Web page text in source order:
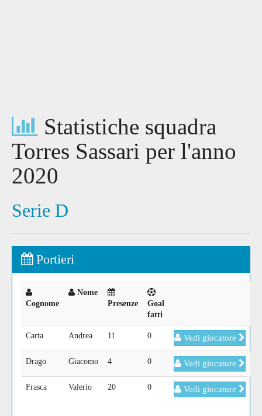
Statistiche squadra
Torres Sassari per l'anno
2020
Serie D
Portieri
Cognome
Nome
Presenze
Goal
fatti
Carta Andrea 11 0 Vedi giocatore
Drago Giacomo 4 0 Vedi giocatore
Frasca Valerio 20 0 Vedi giocatore